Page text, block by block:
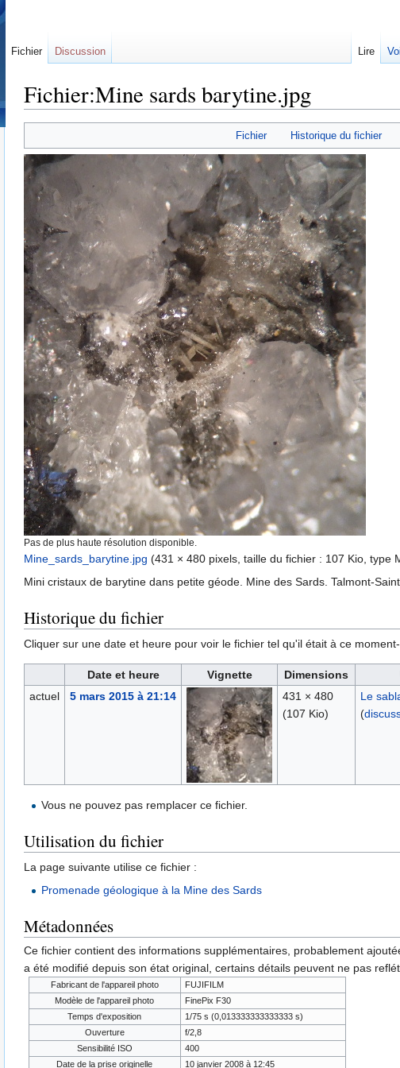
Fichier:Mine sards barytine.jpg
Fichier Historique du fichier
Pas de plus haute résolution disponible.
Mine_sards_barytine.jpg (431 × 480 pixels, taille du fichier : 107 Kio, type
Mini cristaux de barytine dans petite géode. Mine des Sards. Talmont-
Historique du fichier
Cliquer sur une date et heure pour voir le fichier tel qu'il était à ce moment-
Date et heure Vignette Dimensions
actuel
5 mars 2015 à 21:14
431 × 480
(107 Kio)
Le
(
Vous ne pouvez pas remplacer ce fichier.
Utilisation du fichier
La page suivante utilise ce fichier :
Promenade géologique à la Mine des Sards
Métadonnées
Ce fichier contient des informations supplémentaires, probablement
a été modifié depuis son état original, certains détails peuvent ne pas
Fabricant de l'appareil photo
FUJIFILM
Modèle de l'appareil photo
FinePix F30
Temps d'exposition
1/75 s (0,013333333333333 s)
Ouverture
f/2,8
Sensibilité ISO
400
Date de la prise originelle
10 janvier 2008 à 12:45
Fichier Discussion Lire